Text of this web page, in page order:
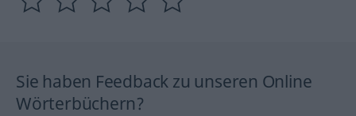
Sie haben Feedback zu unseren Online
Wörterbüchern?